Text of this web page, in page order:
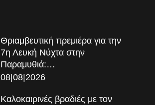
Θριαμβευτική πρεμιέρα για την
7η Λευκή Νύχτα στην
Παραμυθιά:…
08|08|2026
Καλοκαιρινές βραδιές με τον